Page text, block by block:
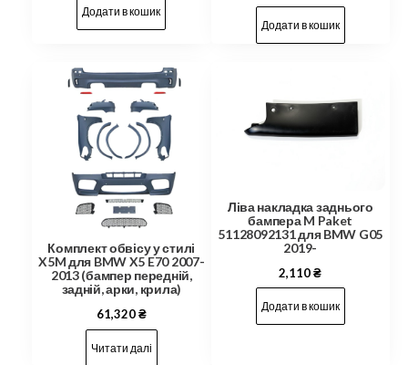
Додати в кошик
Додати в кошик
Комплект обвісу у стилі
X5M для BMW X5 E70 2007-
2013 (бампер передній,
задній, арки, крила)
61,320₴
Читати далі
Ліва накладка заднього
бампера M Paket
51128092131 для BMW G05
2019-
2,110₴
Додати в кошик